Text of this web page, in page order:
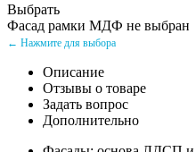
Выбрать
Фасад рамки МДФ не выбран
← Нажмите для выбора
Описание
Отзывы о товаре
Задать вопрос
Дополнительно